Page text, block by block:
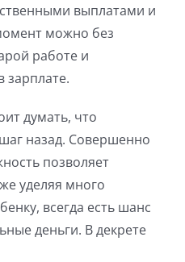
выплатами и
можно без
работе и
зарплате.
думать, что
назад. Совершенно
позволяет
уделяя много
всегда есть шанс
деньги. В декрете